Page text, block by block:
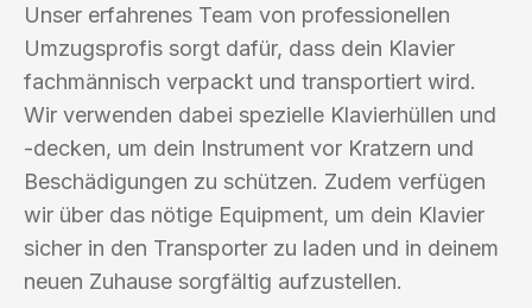
Unser erfahrenes Team von professionellen
Umzugsprofis sorgt dafür, dass dein Klavier
fachmännisch verpackt und transportiert wird.
Wir verwenden dabei spezielle Klavierhüllen und
-decken, um dein Instrument vor Kratzern und
Beschädigungen zu schützen. Zudem verfügen
wir über das nötige Equipment, um dein Klavier
sicher in den Transporter zu laden und in deinem
neuen Zuhause sorgfältig aufzustellen.